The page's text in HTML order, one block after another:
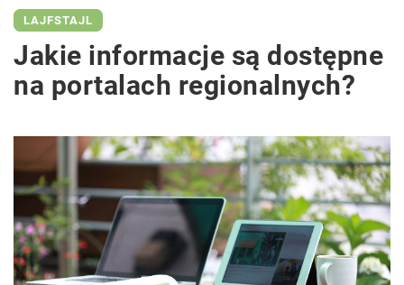
LAJFSTAJL
Jakie informacje są dostępne
na portalach regionalnych?